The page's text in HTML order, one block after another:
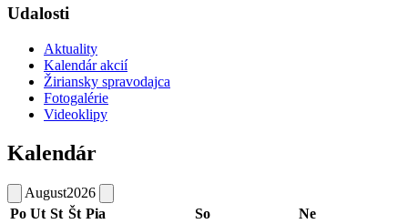
Udalosti
Aktuality
Kalendár akcií
Žiriansky spravodajca
Fotogalérie
Videoklipy
Kalendár
August2026
Po Ut St Št Pia So
Ne